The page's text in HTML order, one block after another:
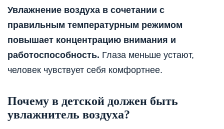
Увлажнение воздуха в сочетании с
правильным температурным режимом
повышает концентрацию внимания и
работоспособность. Глаза меньше устают,
человек чувствует себя комфортнее.
Почему в детской должен быть
увлажнитель воздуха?